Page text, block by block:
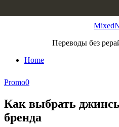
Переводы без
Home
Promo0
Как выбрать
бренда